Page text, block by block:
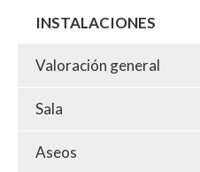
INSTALACIONES
Valoración general
Sala
Aseos